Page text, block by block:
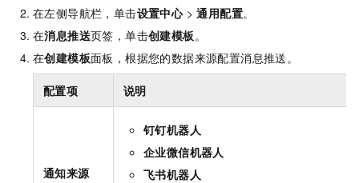
在左侧导航栏，单击设置中心>通用配置。
在消息推送页签，单击创建模板 。
在创建模板面板，根据您的数据来源配置消息推送。
配置项 说明
通知来源
钉钉机器人
企业微信机器人
飞书机器人